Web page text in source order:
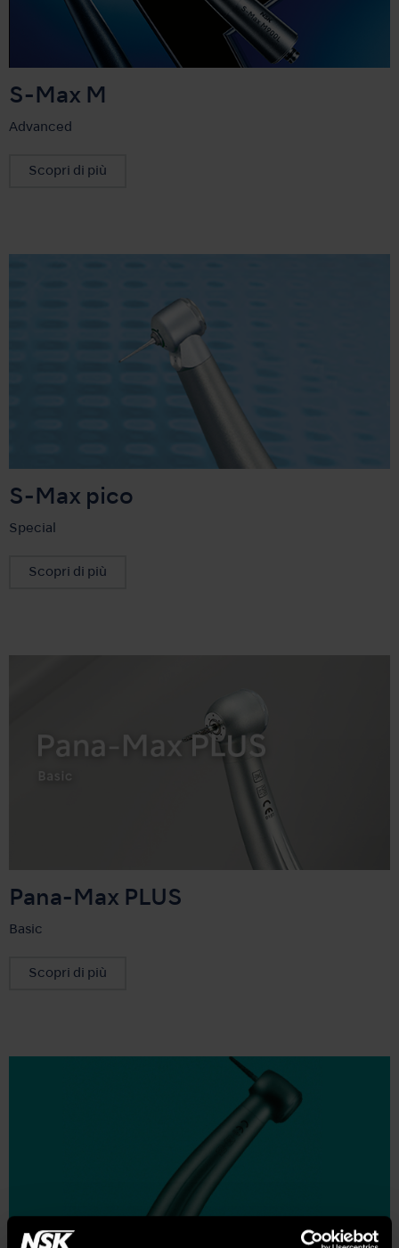
S-Max M
Advanced
Scopri di più
S-Max pico
Special
Scopri di più
Pana-Max PLUS
Basic
Scopri di più